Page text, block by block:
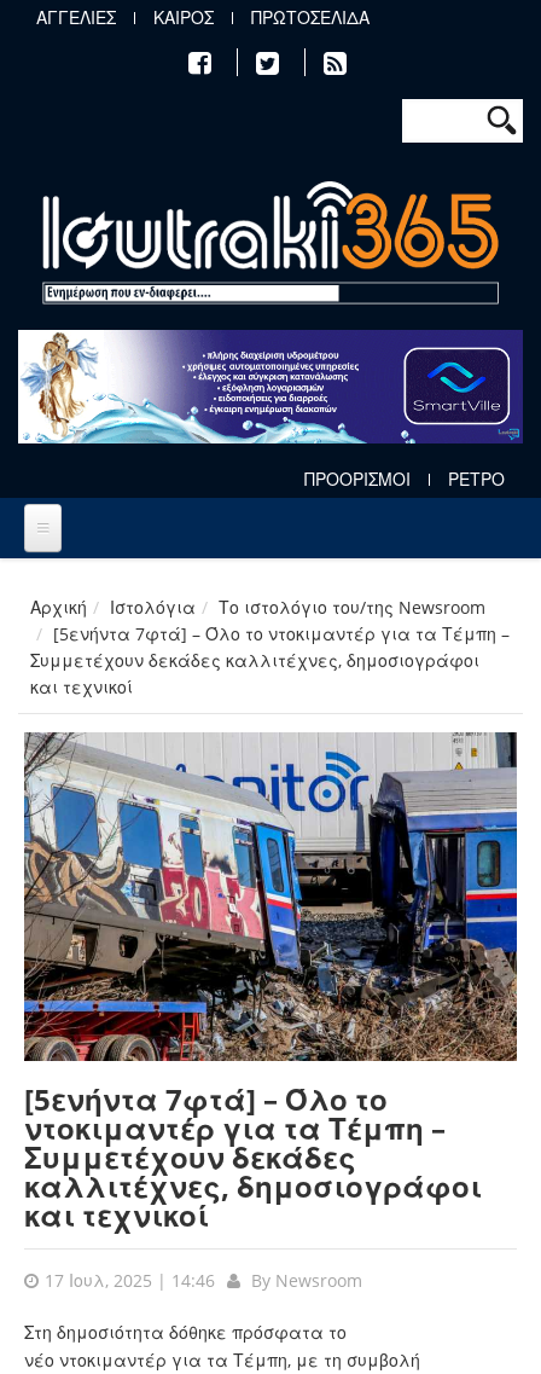
Παράκαμψη προς το κυρίως περιεχόμενο
ΑΓΓΕΛΙΕΣ ΚΑΙΡΟΣ ΠΡΩΤΟΣΕΛΙΔΑ
Φόρμα
Αναζήτηση
ΠΡΟΟΡΙΣΜΟΙ ΡΕΤΡΟ
Αρχική Ιστολόγια
Το ιστολόγιο του/της Newsroom
[5ενήντα 7φτά] – Όλο το ντοκιμαντέρ για τα Τέμπη –
Συμμετέχουν δεκάδες καλλιτέχνες, δημοσιογράφοι
και τεχνικοί
[5ενήντα 7φτά] – Όλο το
ντοκιμαντέρ για τα Τέμπη –
Συμμετέχουν δεκάδες
καλλιτέχνες, δημοσιογράφοι
και τεχνικοί
17 Ιουλ, 2025 | 14:46 By Newsroom
Στη δημοσιότητα δόθηκε πρόσφατα το
νέο ντοκιμαντέρ για τα Τέμπη, με τη συμβολή